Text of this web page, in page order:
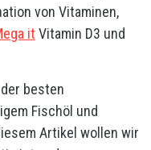
von Vitaminen,
it Vitamin D3 und
besten
Fischöl und
Artikel wollen wir